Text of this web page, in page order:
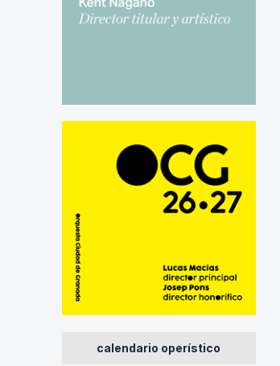
calendario operístico